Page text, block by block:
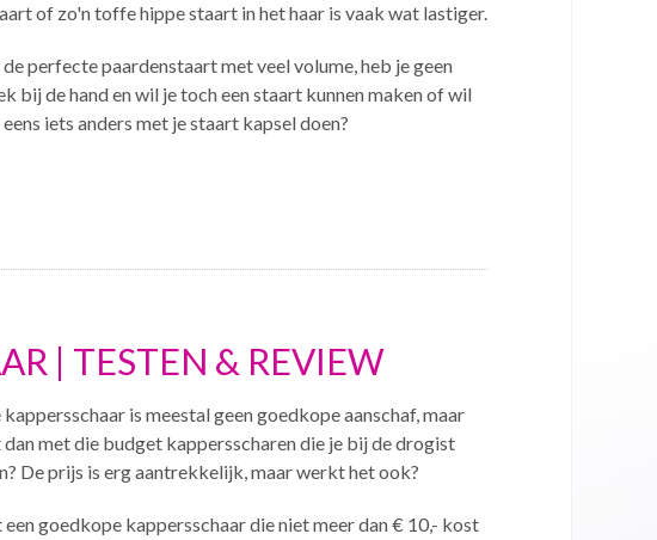
of zo'n toffe hippe staart in het haar is vaak wat lastiger.
perfecte paardenstaart met veel volume, heb je geen
bij de hand en wil je toch een staart kunnen maken of wil
iets anders met je staart kapsel doen?
| TESTEN & REVIEW
kappersschaar is meestal geen goedkope aanschaf, maar
dan met die budget kappersscharen die je bij de drogist
De prijs is erg aantrekkelijk, maar werkt het ook?
een goedkope kappersschaar die niet meer dan € 10,- kost